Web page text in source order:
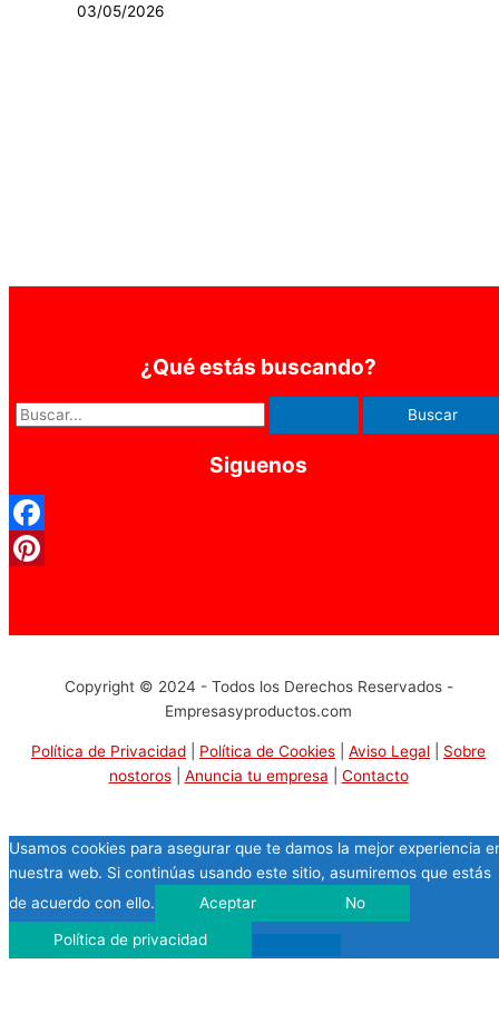
03/05/2026
¿Qué estás buscando?
Siguenos
Copyright © 2024 - Todos los Derechos Reservados -
Empresasyproductos.com
Política de Privacidad Política de Cookies Aviso Legal
Sobre
nostoros| Anuncia tu empresa Contacto
Usamos cookies para asegurar que te damos la mejor experiencia
nuestra web. Si continúas usando este sitio, asumiremos que estás
de acuerdo con ello.
Aceptar No
Política de privacidad